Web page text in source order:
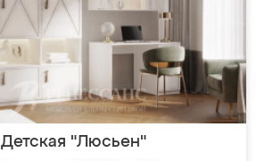
Детская "Люсьен"